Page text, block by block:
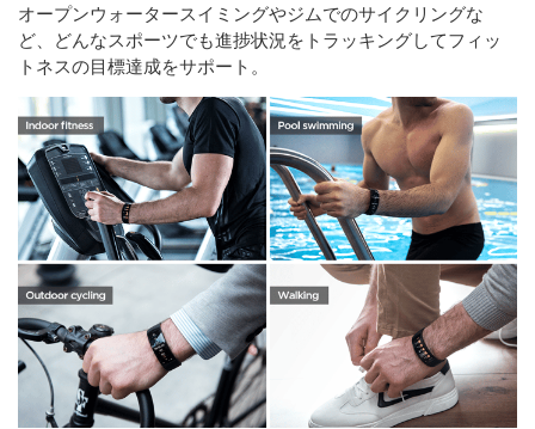
オープンウォータースイミングやジムでのサイクリングな
ど、どんなスポーツでも進捗状況をトラッキングしてフィッ
トネスの目標達成をサポート。